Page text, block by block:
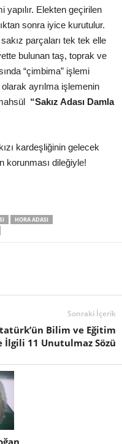
Elekten geçirilen
sonra iyice kurutulur.
parçaları tek tek elle
bulunan taş, toprak ve
“çimbima” işlemi
ayrılma işlemenin
“Sakız Adası Damla
kardeşliğinin gelecek
korunması dileğiyle!
HORA ADASI
Sonraki İçerik
Bilim ve Eğitim
İlgili 11 Unutulmaz Sözü